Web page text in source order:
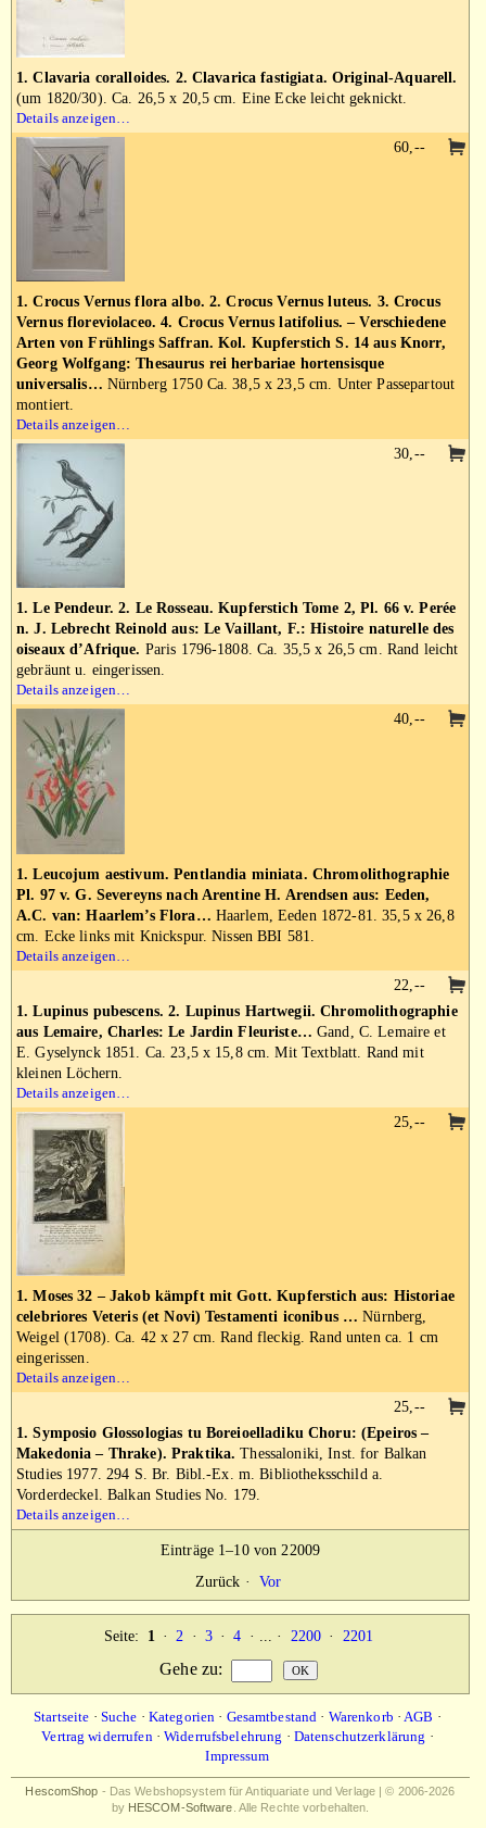
1. Clavaria coralloides. 2. Clavarica fastigiata. Original-Aquarell.
(um 1820/30). Ca. 26,5 x 20,5 cm. Eine Ecke leicht geknickt.
Details anzeigen…
1. Crocus Vernus flora albo. 2. Crocus Vernus luteus. 3. Crocus
Vernus floreviolaceo. 4. Crocus Vernus latifolius. – Verschiedene
Arten von Frühlings Saffran. Kol. Kupferstich S. 14 aus Knorr,
Georg Wolfgang: Thesaurus rei herbariae hortensisque
universalis… Nürnberg 1750 Ca. 38,5 x 23,5 cm. Unter Passepartout
montiert.
Details anzeigen…
60,--
1. Le Pendeur. 2. Le Rosseau. Kupferstich Tome 2, Pl. 66 v. Perée
n. J. Lebrecht Reinold aus: Le Vaillant, F.: Histoire naturelle des
oiseaux d’Afrique. Paris 1796-1808. Ca. 35,5 x 26,5 cm. Rand leicht
gebräunt u. eingerissen.
Details anzeigen…
30,--
1. Leucojum aestivum. Pentlandia miniata. Chromolithographie
Pl. 97 v. G. Severeyns nach Arentine H. Arendsen aus: Eeden,
A.C. van: Haarlem’s Flora… Haarlem, Eeden 1872-81. 35,5 x 26,8
cm. Ecke links mit Knickspur. Nissen BBI 581.
Details anzeigen…
40,--
1. Lupinus pubescens. 2. Lupinus Hartwegii. Chromolithographie
aus Lemaire, Charles: Le Jardin Fleuriste… Gand, C. Lemaire et
E. Gyselynck 1851. Ca. 23,5 x 15,8 cm. Mit Textblatt. Rand mit
kleinen Löchern.
Details anzeigen…
22,--
1. Moses 32 – Jakob kämpft mit Gott. Kupferstich aus: Historiae
celebriores Veteris (et Novi) Testamenti iconibus … Nürnberg,
Weigel (1708). Ca. 42 x 27 cm. Rand fleckig. Rand unten ca. 1 cm
eingerissen.
Details anzeigen…
25,--
1. Symposio Glossologias tu Boreioelladiku Choru: (Epeiros –
Makedonia – Thrake). Praktika. Thessaloniki, Inst. for Balkan
Studies 1977. 294 S. Br. Bibl.-Ex. m. Bibliotheksschild a.
Vorderdeckel. Balkan Studies No. 179.
Details anzeigen…
25,--
Einträge 1–10 von 22009
Zurück · Vor
Seite: 1 · 2 · 3 · 4 · ... · 2200 · 2201
Gehe zu:
Startseite · Suche · Kategorien · Gesamtbestand · Warenkorb ·AGB ·
Vertrag widerrufen·Widerrufsbelehrung · Datenschutzerklärung ·
Impressum
HescomShop - Das Webshopsystem für Antiquariate und Verlage | © 2006-2026
by HESCOM-Software . Alle Rechte vorbehalten.